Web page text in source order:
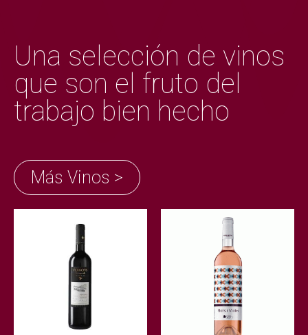
Una selección de vinos
que son el fruto del
trabajo bien hecho
Más Vinos >